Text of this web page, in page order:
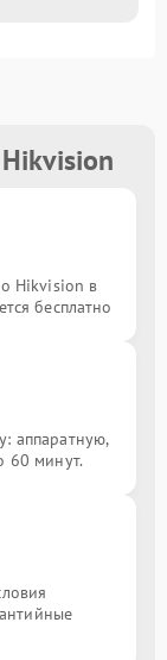
Hikvision в
бесплатно
аппаратную,
60 минут.